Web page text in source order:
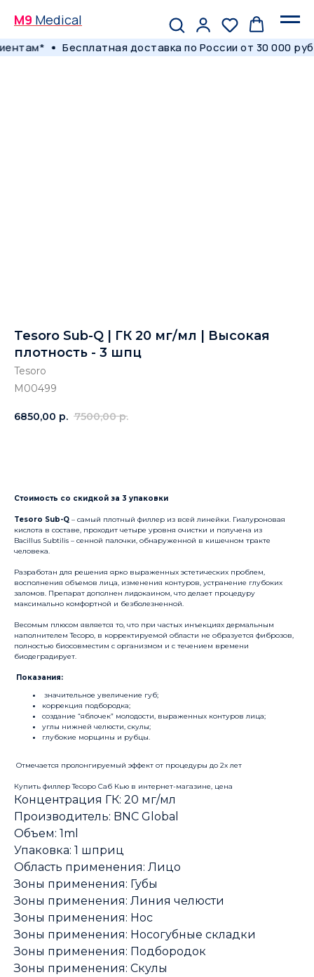
M9 Medical
Бесплатная доставка по России от 30 000
Tesoro Sub-Q | ГК 20 мг/мл | Высокая
плотность - 3 шпц
Tesoro
M00499
6850,00 р. 7500,00 р.
Стоимость со скидкой за 3 упаковки
Tesoro Sub-Q – самый плотный филлер из всей линейки. Гиалуроновая
кислота в составе, проходит четыре уровня очистки и получена из
Bacillus Subtilis – сенной палочки, обнаруженной в кишечном тракте
человека.
Разработан для решения ярко выраженных эстетических проблем,
восполнения объемов лица, изменения контуров, устранение глубоких
заломов. Препарат дополнен лидокаином, что делает процедуру
максимально комфортной и безболезненной.
Весомым плюсом является то, что при частых инъекциях дермальным
наполнителем Тесоро, в корректируемой области не образуется фиброзов,
полностью биосовместим с организмом и с течением времени
биодеградирует.
Показания:
значительное увеличение губ;
коррекция подбородка;
создание “яблочек” молодости, выраженных контуров лица;
углы нижней челюсти, скулы;
глубокие морщины и рубцы.
Отмечается пролонгируемый эффект от процедуры до 2х лет
Купить филлер Тесоро Саб Кью в интернет-магазине, цена
Концентрация ГК: 20 мг/мл
Производитель: BNC Global
Объем: 1ml
Упаковка: 1 шприц
Область применения: Лицо
Зоны применения: Губы
Зоны применения: Линия челюсти
Зоны применения: Нос
Зоны применения: Носогубные складки
Зоны применения: Подбородок
Зоны применения: Скулы